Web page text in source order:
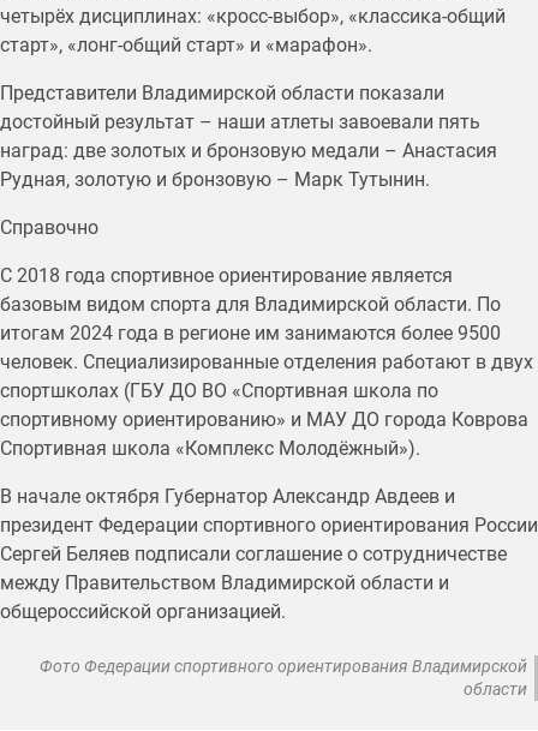
четырёх дисциплинах: «кросс-выбор», «классика-общий
старт», «лонг-общий старт» и «марафон».
Представители Владимирской области показали
достойный результат – наши атлеты завоевали пять
наград: две золотых и бронзовую медали – Анастасия
Рудная, золотую и бронзовую – Марк Тутынин.
Справочно
С 2018 года спортивное ориентирование является
базовым видом спорта для Владимирской области. По
итогам 2024 года в регионе им занимаются более 9500
человек. Специализированные отделения работают в двух
спортшколах (ГБУ ДО ВО «Спортивная школа по
спортивному ориентированию» и МАУ ДО города Коврова
Спортивная школа «Комплекс Молодёжный»).
В начале октября Губернатор Александр Авдеев и
президент Федерации спортивного ориентирования России
Сергей Беляев подписали соглашение о сотрудничестве
между Правительством Владимирской области и
общероссийской организацией.
Фото Федерации спортивного ориентирования Владимирской
области